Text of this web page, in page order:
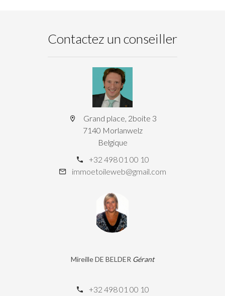
Contactez un conseiller
Grand place, 2boite 3
7140 Morlanwelz
Belgique
+32 498 01 00 10
immoetoileweb@gmail.com
Mireille DE BELDER Gérant
+32 498 01 00 10